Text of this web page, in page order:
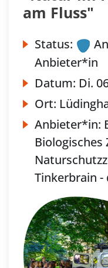
am Fluss"
Status:
Anbieter*in
Datum: Di.
Ort:
Anbieter*in:
Biologisches
Tinkerbrain -